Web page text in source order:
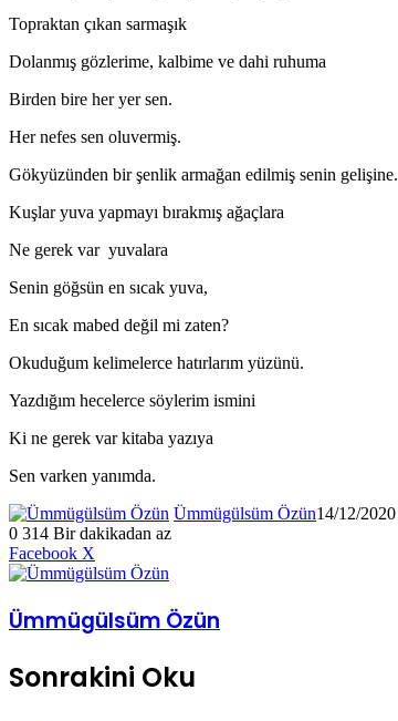
Topraktan çıkan sarmaşık
Dolanmış gözlerime, kalbime ve dahi ruhuma
Birden bire her yer sen.
Her nefes sen oluvermiş.
Gökyüzünden bir şenlik armağan edilmiş senin gelişine.
Kuşlar yuva yapmayı bırakmış ağaçlara
Ne gerek var yuvalara
Senin göğsün en sıcak yuva,
En sıcak mabed değil mi zaten?
Okuduğum kelimelerce hatırlarım yüzünü.
Yazdığım hecelerce söylerim ismini
Ki ne gerek var kitaba yazıya
Sen varken yanımda.
Ümmügülsüm Özün14/12/2020
0 314 Bir dakikadan az
Facebook X
Posta
paylaş
Ümmügülsüm Özün
Sonrakini Oku